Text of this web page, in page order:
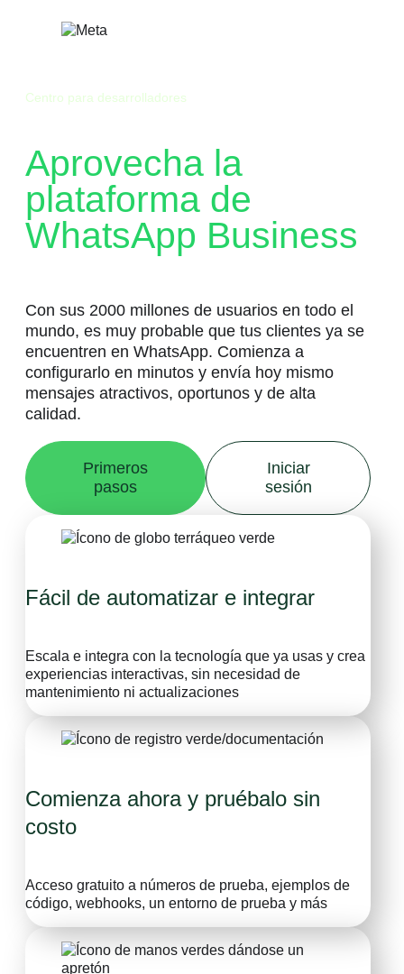
Centro para desarrolladores
Aprovecha la
plataforma de
WhatsApp Business
Con sus 2000 millones de usuarios en todo el
mundo, es muy probable que tus clientes ya se
encuentren en WhatsApp. Comienza a
configurarlo en minutos y envía hoy mismo
mensajes atractivos, oportunos y de alta
calidad.
Primeros
pasos
Iniciar
sesión
Fácil de automatizar e integrar
Escala e integra con la tecnología que ya usas y crea
experiencias interactivas, sin necesidad de
mantenimiento ni actualizaciones
Comienza ahora y pruébalo sin
costo
Acceso gratuito a números de prueba, ejemplos de
código, webhooks, un entorno de prueba y más